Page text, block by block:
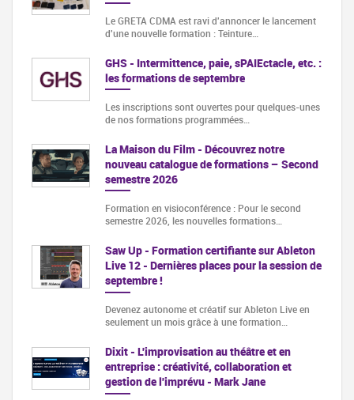
Le GRETA CDMA est ravi d'annoncer le lancement
d'une nouvelle formation : Teinture…
GHS - Intermittence, paie, sPAIEctacle, etc. :
les formations de septembre
Les inscriptions sont ouvertes pour quelques-unes
de nos formations programmées…
La Maison du Film - Découvrez notre
nouveau catalogue de formations – Second
semestre 2026
Formation en visioconférence : Pour le second
semestre 2026, les nouvelles formations…
Saw Up - Formation certifiante sur Ableton
Live 12 - Dernières places pour la session de
septembre !
Devenez autonome et créatif sur Ableton Live en
seulement un mois grâce à une formation…
Dixit - L'improvisation au théâtre et en
entreprise : créativité, collaboration et
gestion de l'imprévu - Mark Jane